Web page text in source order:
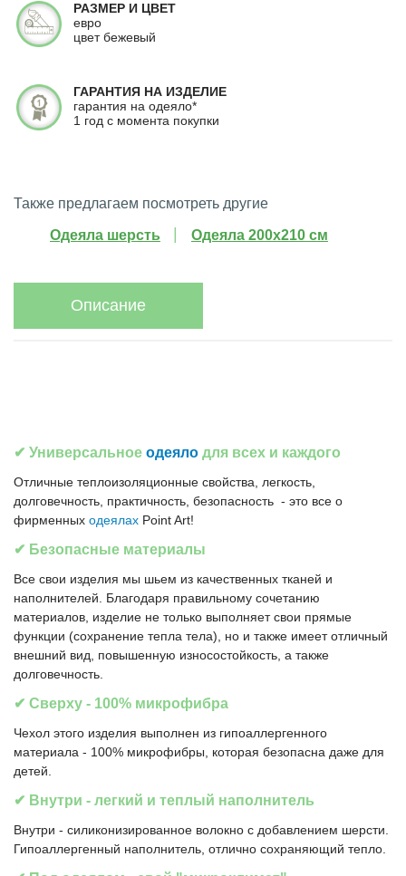
РАЗМЕР И ЦВЕТ
евро
цвет бежевый
ГАРАНТИЯ НА ИЗДЕЛИЕ
гарантия на одеяло*
1 год с момента покупки
Также предлагаем посмотреть другие
Одеяла шерсть Одеяла 200x210 см
Описание
✔ Универсальное одеяло для всех и каждого
Отличные теплоизоляционные свойства, легкость,
долговечность, практичность, безопасность - это все о
фирменных одеялах Point Art!
✔ Безопасные материалы
Все свои изделия мы шьем из качественных тканей и
наполнителей. Благодаря правильному сочетанию
материалов, изделие не только выполняет свои прямые
функции (сохранение тепла тела), но и также имеет отличный
внешний вид, повышенную износостойкость, а также
долговечность.
✔ Сверху - 100% микрофибра
Чехол этого изделия выполнен из гипоаллергенного
материала - 100% микрофибры, которая безопасна даже для
детей.
✔ Внутри - легкий и теплый наполнитель
Внутри - силиконизированное волокно с добавлением шерсти.
Гипоаллергенный наполнитель, отлично сохраняющий тепло.